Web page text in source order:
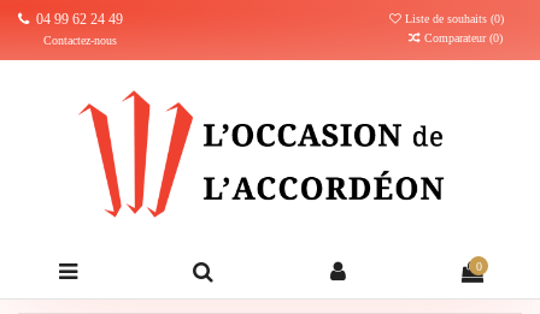
04 99 62 24 49
Contactez-nous
Liste de souhaits (0)
Comparateur (0)
0